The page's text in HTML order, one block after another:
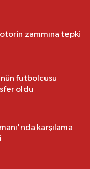
zammına tepki
futbolcusu
oldu
karşılama